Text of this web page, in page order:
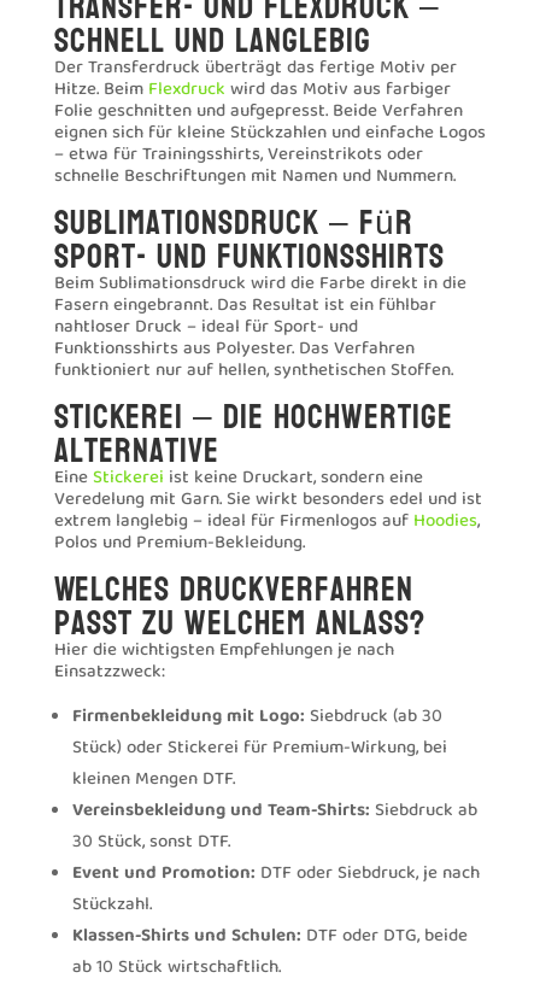
schnell und langlebig
Der Transferdruck überträgt das fertige Motiv per
Hitze. Beim Flexdruckwird das Motiv aus farbiger
Folie geschnitten und aufgepresst. Beide Verfahren
eignen sich für kleine Stückzahlen und einfache Logos
– etwa für Trainingsshirts, Vereinstrikots oder
schnelle Beschriftungen mit Namen und Nummern.
Sublimationsdruck – für
Sport- und Funktionsshirts
Beim Sublimationsdruck wird die Farbe direkt in die
Fasern eingebrannt. Das Resultat ist ein fühlbar
nahtloser Druck – ideal für Sport- und
Funktionsshirts aus Polyester. Das Verfahren
funktioniert nur auf hellen, synthetischen Stoffen.
Stickerei – die hochwertige
Alternative
EineStickerei ist keine Druckart, sondern eine
Veredelung mit Garn. Sie wirkt besonders edel und ist
extrem langlebig – ideal für Firmenlogos auf Hoodies,
Polos und Premium-Bekleidung.
Welches Druckverfahren
passt zu welchem Anlass?
Hier die wichtigsten Empfehlungen je nach
Einsatzzweck:
Firmenbekleidung mit Logo: Siebdruck (ab 30
Stück) oder Stickerei für Premium-Wirkung, bei
kleinen Mengen DTF.
Vereinsbekleidung und Team-Shirts: Siebdruck ab
30 Stück, sonst DTF.
Event und Promotion: DTF oder Siebdruck, je nach
Stückzahl.
Klassen-Shirts und Schulen: DTF oder DTG, beide
ab 10 Stück wirtschaftlich.